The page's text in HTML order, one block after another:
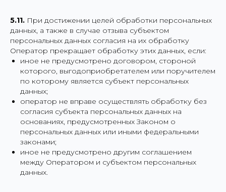
5.11. При достижении целей обработки персональных
данных, а также в случае отзыва субъектом
персональных данных согласия на их обработку
Оператор прекращает обработку этих данных, если:
иное не предусмотрено договором, стороной
которого, выгодоприобретателем или поручителем
по которому является субъект персональных
данных;
оператор не вправе осуществлять обработку без
согласия субъекта персональных данных на
основаниях, предусмотренных Законом о
персональных данных или иными федеральными
законами;
иное не предусмотрено другим соглашением
между Оператором и субъектом персональных
данных.